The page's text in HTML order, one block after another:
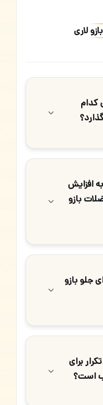
لاری
کدام
افزایش
بازو
جلو بازو
برای
است؟